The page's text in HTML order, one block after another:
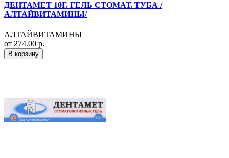
ДЕНТАМЕТ 10Г. ГЕЛЬ СТОМАТ. ТУБА /
АЛТАЙВИТАМИНЫ/
АЛТАЙВИТАМИНЫ
от 274.00 р.
В корзину